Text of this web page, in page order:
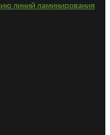
линий ламинирования